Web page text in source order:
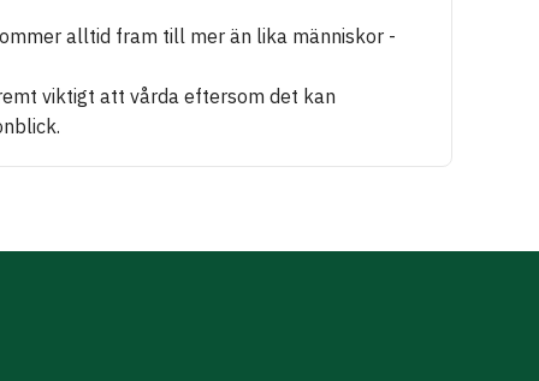
alltid fram till mer än lika människor -
viktigt att vårda eftersom det kan